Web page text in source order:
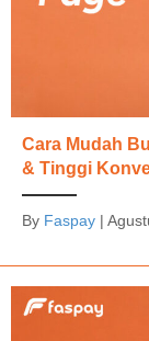
Cara Mudah
& Tinggi
By Faspay |